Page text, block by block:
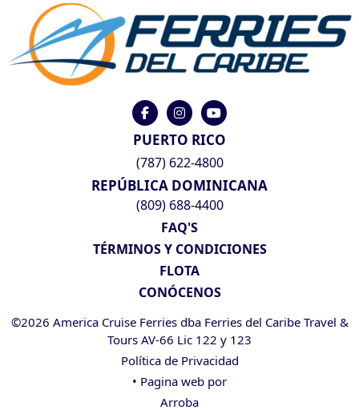
PUERTO RICO
(787) 622-4800
REPÚBLICA DOMINICANA
(809) 688-4400
FAQ'S
TÉRMINOS Y CONDICIONES
FLOTA
CONÓCENOS
©2026 America Cruise Ferries dba Ferries del Caribe Travel &
Tours AV-66 Lic 122 y 123
Política de Privacidad
• Pagina web por
Arroba